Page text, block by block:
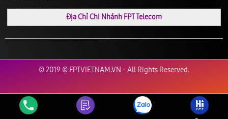
Địa Chỉ Chi Nhánh FPT Telecom
© 2019 © FPTVIETNAM.VN - All Rights Reserved.